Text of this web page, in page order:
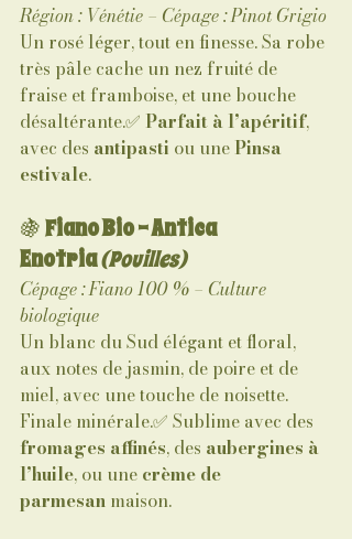
Région : Vénétie – Cépage : Pinot Grigio
Un rosé léger, tout en finesse. Sa robe
très pâle cache un nez fruité de
fraise et framboise, et une bouche
désaltérante.✅ Parfait à l’apéritif,
avec des antipasti ou une Pinsa
estivale.
🍇 Fiano Bio – Antica
Enotria(Pouilles)
Cépage : Fiano 100 % – Culture
biologique
Un blanc du Sud élégant et floral,
aux notes de jasmin, de poire et de
miel, avec une touche de noisette.
Finale minérale.✅ Sublime avec des
fromages affinés, des aubergines à
l’huile, ou une crème de
parmesan maison.